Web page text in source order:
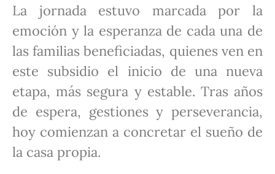
La jornada estuvo marcada por la
emoción y la esperanza de cada una de
las familias beneficiadas, quienes ven en
este subsidio el inicio de una nueva
etapa, más segura y estable. Tras años
de espera, gestiones y perseverancia,
hoy comienzan a concretar el sueño de
la casa propia.